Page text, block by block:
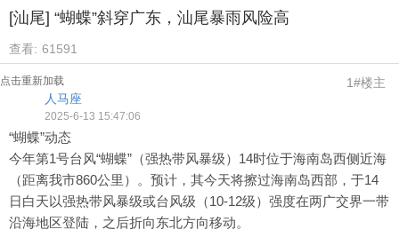
[汕尾] “蝴蝶”斜穿广东，汕尾暴雨风险高
查看: 61591
点击重新加载
人马座
2025-6-13 15:47:06
1#楼主
“蝴蝶”动态
今年第1号台风“蝴蝶”（强热带风暴级）14时位于海南岛西侧近海
（距离我市860公里）。预计，其今天将擦过海南岛西部，于14
日白天以强热带风暴级或台风级（10-12级）强度在两广交界一带
沿海地区登陆，之后折向东北方向移动。